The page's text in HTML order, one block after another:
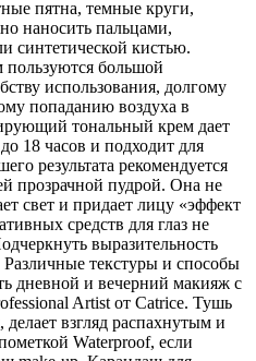
пятна, темные круги,
наносить пальцами,
кистью.
пользуются большой
использования, долгому
попаданию воздуха в
тональный крем дает
18 часов и подходит для
результата рекомендуется
прозрачной пудрой. Она не
свет и придает лицу «эффект
средств для глаз не
выразительность
Различные текстуры и способы
дневной и вечерний макияж с
Artist от Catrice. Тушь
взгляд распахнутым и
Waterproof, если